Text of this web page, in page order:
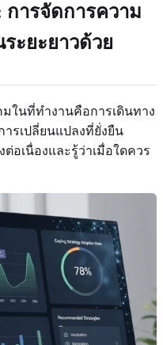
การจัดการความ
ะยะยาวด้วย
ในที่ทำงานคือการเดินทาง
รเปลี่ยนแปลงที่ยั่งยืน
อเนื่องและรู้ว่าเมื่อใดควร